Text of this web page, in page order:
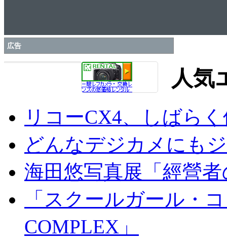
広告
人気
リコーCX4、しばら
どんなデジカメにも
海田悠写真展「經營
「スクールガール・
COMPLEX」